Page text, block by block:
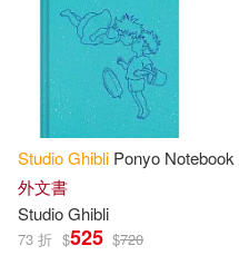
StudioGhibli Ponyo Notebook
外文書
StudioGhibli
73 折 $525 $720